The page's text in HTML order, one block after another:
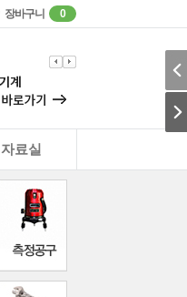
장바구니 0
자료실